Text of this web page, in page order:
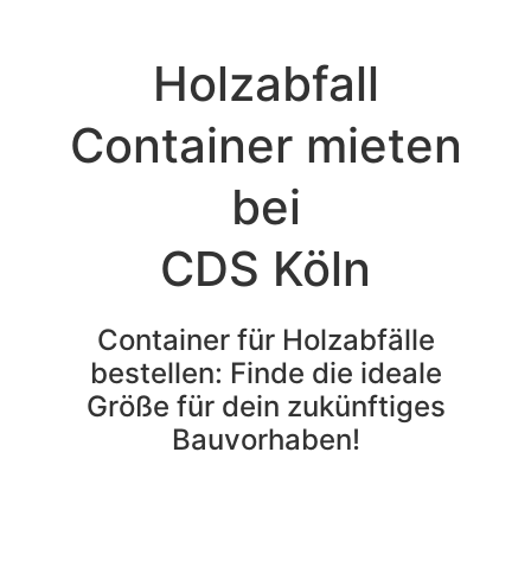
Holzabfall
Container mieten
bei
CDS Köln
Container für Holzabfälle
bestellen: Finde die ideale
Größe für dein zukünftiges
Bauvorhaben!